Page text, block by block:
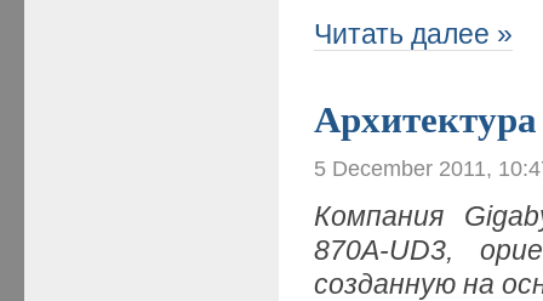
Читать далее »
5 December 2011,
Компания
870A-UD3,
созданную на